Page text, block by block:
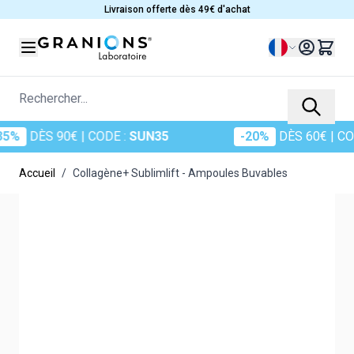
Livraison offerte dès 49€ d'achat
Langue
Rechercher...
90€| CODE : SUN35 DÈS 60€| CODE :
Accueil / Collagène+ Sublimlift - Ampoules Buvables